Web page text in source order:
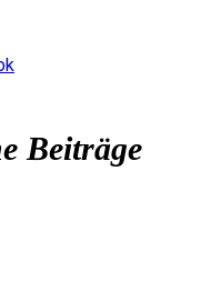
Beiträge